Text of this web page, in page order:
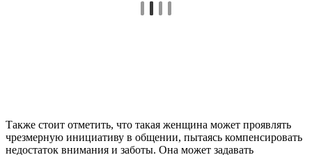
Также стоит отметить, что такая женщина может проявлять
чрезмерную инициативу в общении, пытаясь компенсировать
недостаток внимания и заботы. Она может задавать